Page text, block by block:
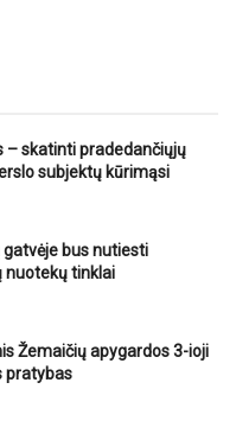
– skatinti pradedančiųjų
subjektų kūrimąsi
gatvėje bus nutiesti
nuotekų tinklai
Žemaičių apygardos 3-ioji
pratybas